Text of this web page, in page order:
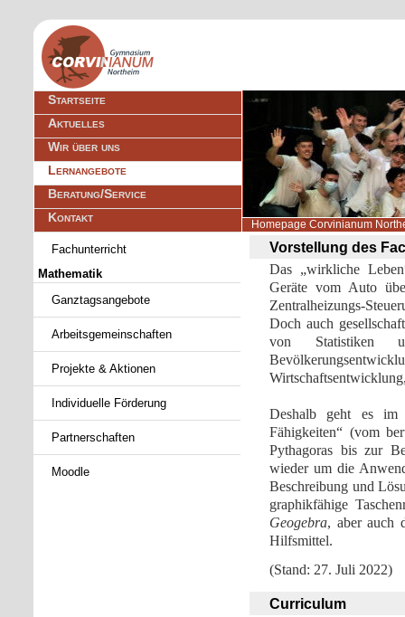
Navigation
überspringen
Startseite
Aktuelles
Wir über uns
Lernangebote
Beratung/Service
Kontakt
Homepage Corvinianum
Vorstellung des
Das „wirkliche
Geräte vom Auto
Zentralheizungs-
Doch auch
von Statistiken
Deshalb geht es im
Fähigkeiten“ (vom
Pythagoras bis zur
wieder um die
Beschreibung und
graphikfähige
Geogebra, aber auch
Hilfsmittel.
(Stand: 27. Juli 2022)
Curriculum
überspringen
Fachunterricht
Mathematik
Ganztagsangebote
Arbeitsgemeinschaften
Projekte & Aktionen
Individuelle Förderung
Partnerschaften
Moodle